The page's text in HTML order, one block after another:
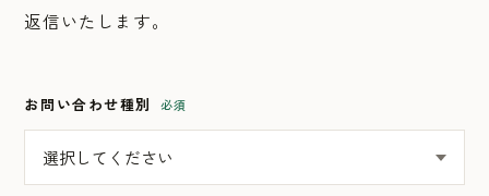
返信いたします。
お問い合わせ種別 必須